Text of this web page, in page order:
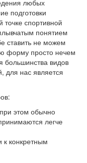
любых
подготовки
спортивной
понятием
ставить не можем
форму просто нечем
большинства видов
для нас является
этом обычно
легче
к конкретным